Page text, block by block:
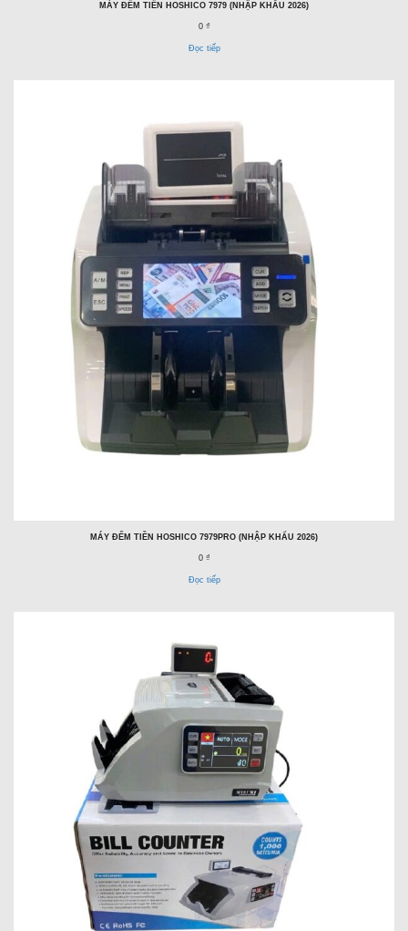
MÁY ĐẾM TIỀN HOSHICO 7979 (NHẬP KHẨU 2026)
0 ₫
Đọc tiếp
MÁY ĐẾM TIỀN HOSHICO 7979PRO (NHẬP KHẨU 2026)
0 ₫
Đọc tiếp